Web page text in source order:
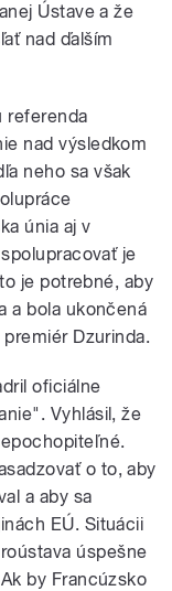
Ústave a že
nad ďalším
referenda
nad výsledkom
neho sa však
únia aj v
je
je potrebné, aby
a bola ukončená
Dzurinda.
oficiálne
Vyhlásil, že
o to, aby
a aby sa
EÚ. Situácii
úspešne
by Francúzsko